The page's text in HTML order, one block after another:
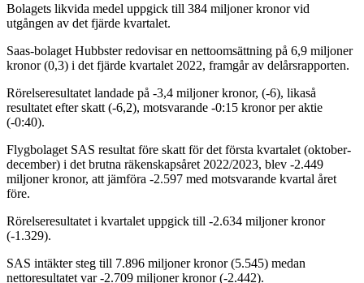
Bolagets likvida medel uppgick till 384 miljoner kronor vid
utgången av det fjärde kvartalet.
Saas-bolaget Hubbster redovisar en nettoomsättning på 6,9 miljoner
kronor (0,3) i det fjärde kvartalet 2022, framgår av delårsrapporten.
Rörelseresultatet landade på -3,4 miljoner kronor, (-6), likaså
resultatet efter skatt (-6,2), motsvarande -0:15 kronor per aktie
(-0:40).
Flygbolaget SAS resultat före skatt för det första kvartalet (oktober-
december) i det brutna räkenskapsåret 2022/2023, blev -2.449
miljoner kronor, att jämföra -2.597 med motsvarande kvartal året
före.
Rörelseresultatet i kvartalet uppgick till -2.634 miljoner kronor
(-1.329).
SAS intäkter steg till 7.896 miljoner kronor (5.545) medan
nettoresultatet var -2.709 miljoner kronor (-2.442).